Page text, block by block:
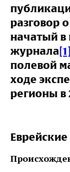
разговор
начатый
журнала[1]
полевой
ходе
регионы в